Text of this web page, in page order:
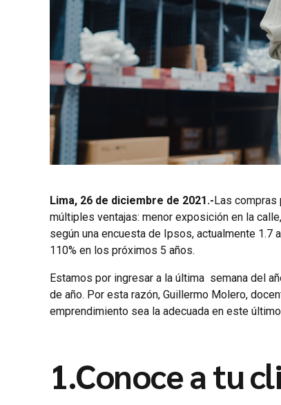
Lima, 26 de diciembre de 2021.-Las compras
múltiples ventajas: menor exposición en la
según una encuesta de Ipsos, actualmente
110% en los próximos 5 años.
Estamos por ingresar a la última semana del
de año. Por esta razón, Guillermo Molero,
emprendimiento sea la adecuada en este
1.Conoce a tu